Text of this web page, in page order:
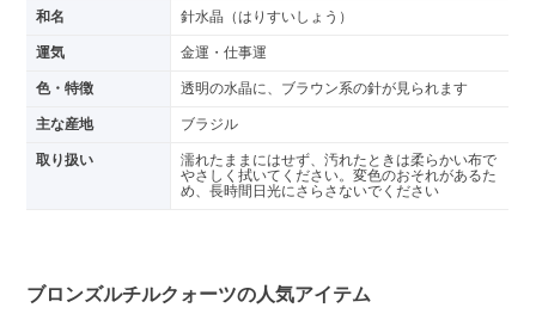
和名 針水晶（はりすいしょう）
運気 金運・仕事運
色・特徴 透明の水晶に、ブラウン系の針が見られます
主な産地 ブラジル
取り扱い
濡れたままにはせず、汚れたときは柔らかい布で
やさしく拭いてください。変色のおそれがあるた
め、長時間日光にさらさないでください
ブロンズルチルクォーツの人気アイテム